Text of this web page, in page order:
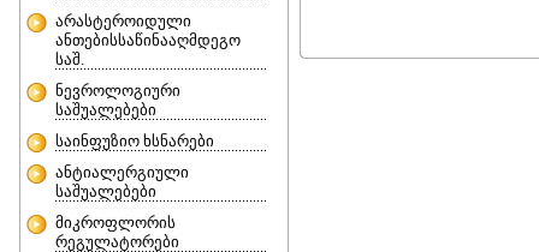
არასტეროიდული
ანთებისსაწინააღმდეგო
საშ.
ნევროლოგიური
საშუალებები
საინფუზიო ხსნარები
ანტიალერგიული
საშუალებები
მიკროფლორის
რეგულატორები